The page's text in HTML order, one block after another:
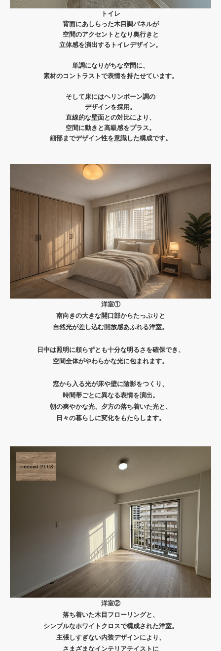
トイレ
背面にあしらった木目調パネルが
空間のアクセントとなり奥行きと
立体感を演出するトイレデザイン。
単調になりがちな空間に、
素材のコントラストで表情を持たせています。
そして床にはヘリンボーン調の
デザインを採用。
直線的な壁面との対比により、
空間に動きと高級感をプラス。
細部までデザイン性を意識した構成です。
洋室①
南向きの大きな開口部からたっぷりと
自然光が差し込む開放感あふれる洋室。
日中は照明に頼らずとも十分な明るさを確保でき、
空間全体がやわらかな光に包まれます。
窓から入る光が床や壁に陰影をつくり、
時間帯ごとに異なる表情を演出。
朝の爽やかな光、夕方の落ち着いた光と、
日々の暮らしに変化をもたらします。
洋室②
落ち着いた木目フローリングと、
シンプルなホワイトクロスで構成された洋室。
主張しすぎない内装デザインにより、
さまざまなインテリアテイストに